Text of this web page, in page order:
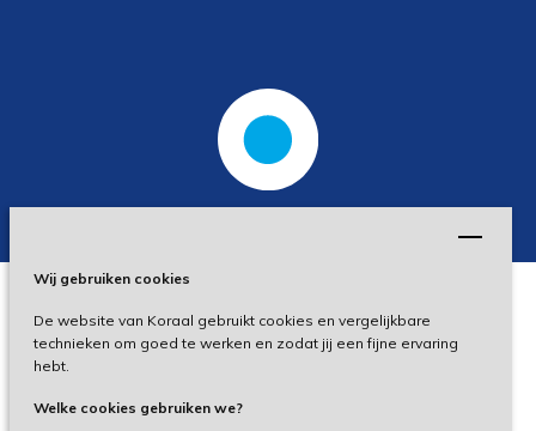
Wij gebruiken cookies
De website van Koraal gebruikt cookies en vergelijkbare
technieken om goed te werken en zodat jij een fijne ervaring
hebt.
Welke cookies gebruiken we?
Privacy